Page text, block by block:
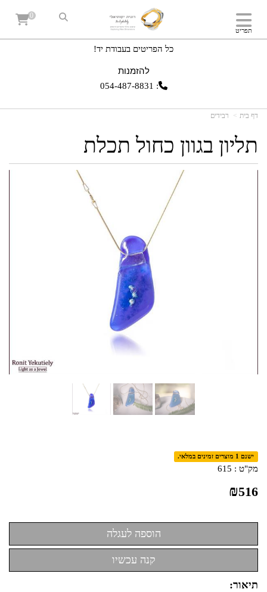
כל הפריטים בעבודת יד!
להזמנות
:
054-487-8831
תפריט
0
דף בית רבידים
תליון בגוון כחול תכלת
ישנם 1 מוצרים זמינים במלאי.
מק"ט : 615
₪516
תיאור: